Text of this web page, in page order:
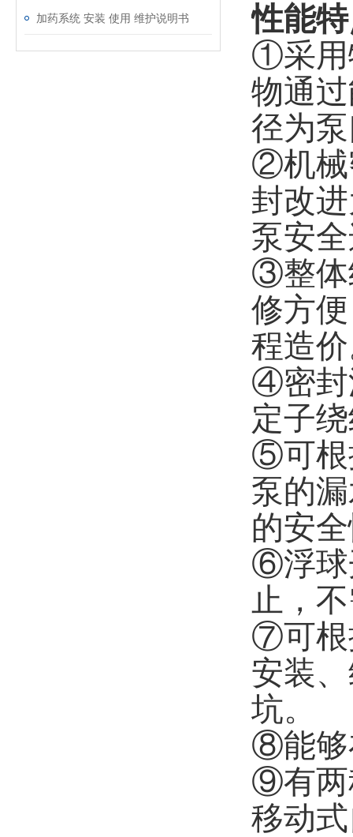
加药系统 安装 使用 维护说明书
性能
①采用
物通
径为
②机械
封改
泵安
③整体
修方
程造
④密封
定子
⑤可根
泵的
的安
⑥浮球
止，
⑦可根
安装
坑。
⑧能够
⑨有两
移动